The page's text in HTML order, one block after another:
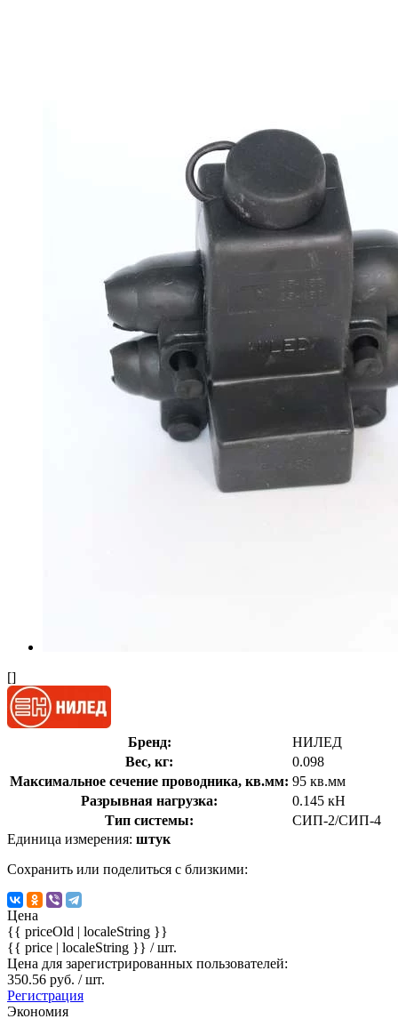
[]
Бренд:
НИЛЕД
Вес, кг:
0.098
Максимальное сечение проводника, кв.мм: 95 кв.мм
Разрывная нагрузка:
0.145 кН
Тип системы:
СИП-2/СИП-4
Единица измерения: штук
Сохранить или поделиться с близкими:
Цена
{{ priceOld | localeString }}
{{ price | localeString }} / шт.
Цена для зарегистрированных пользователей:
350.56 руб. / шт.
Регистрация
Экономия